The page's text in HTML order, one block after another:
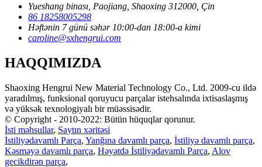
Yueshang binası, Paojiang, Shaoxing 312000, Çin
86 18258005298
Həftənin 7 günü səhər 10:00-dan 18:00-a kimi
caroline@sxhengrui.com
HAQQIMIZDA
Shaoxing Hengrui New Material Technology Co., Ltd. 2009-cu ildə
yaradılmış, funksional qoruyucu parçalar istehsalında ixtisaslaşmış
və yüksək texnologiyalı bir müəssisədir.
© Copyright - 2010-2022: Bütün hüquqlar qorunur.
İsti məhsullar, Saytın xəritəsi
İstiliyədavamlı Parça, Yanğına davamlı parça, İstiliyə davamlı parça,
Kəsməyə davamlı parça, Həyətdə İstiliyədavamlı Parça, Alov
gecikdirən parça,